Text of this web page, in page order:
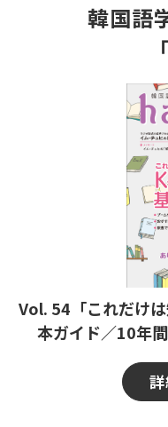
韓国語
Vol. 54「これだけ
本ガイド／10年